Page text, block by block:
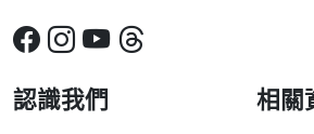
認識我們 相關